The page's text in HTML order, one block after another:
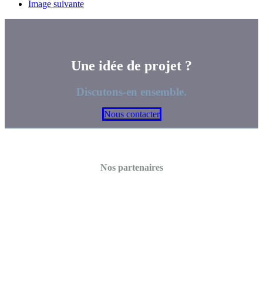
Image suivante
Une idée de projet ?
Discutons-en ensemble.
Nous contacter
Nos partenaires